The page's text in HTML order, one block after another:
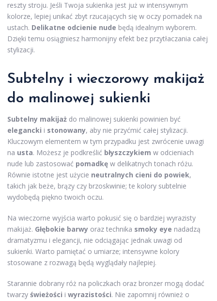
reszty stroju. Jeśli Twoja sukienka jest już w intensywnym
kolorze, lepiej unikać zbyt rzucających się w oczy pomadek na
ustach. Delikatne odcienie nude będą idealnym wyborem.
Dzięki temu osiągniesz harmonijny efekt bez przytłaczania całej
stylizacji.
Subtelny i wieczorowy makijaż
do malinowej sukienki
Subtelny makijaż do malinowej sukienki powinien być
elegancki i stonowany, aby nie przyćmić całej stylizacji.
Kluczowym elementem w tym przypadku jest zwrócenie uwagi
na usta. Możesz je podkreślić błyszczykiem w odcieniach
nude lub zastosować pomadkę w delikatnych tonach różu.
Równie istotne jest użycie neutralnych cieni do powiek,
takich jak beże, brązy czy brzoskwinie; te kolory subtelnie
wydobędą piękno twoich oczu.
Na wieczorne wyjścia warto pokusić się o bardziej wyrazisty
makijaż. Głębokie barwy oraz technika smoky eye nadadzą
dramatyzmu i elegancji, nie odciągając jednak uwagi od
sukienki. Warto pamiętać o umiarze; intensywne kolory
stosowane z rozwagą będą wyglądały najlepiej.
Starannie dobrany róż na policzkach oraz bronzer mogą dodać
twarzy świeżości i wyrazistości. Nie zapomnij również o